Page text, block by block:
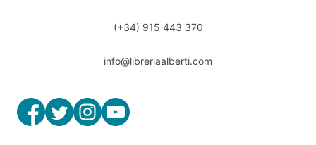
(+34) 915 443 370
info@libreriaalberti.com